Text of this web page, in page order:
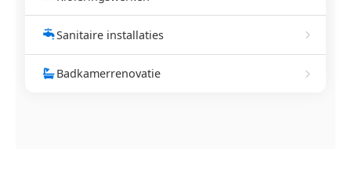
Sanitaire installaties
Badkamerrenovatie